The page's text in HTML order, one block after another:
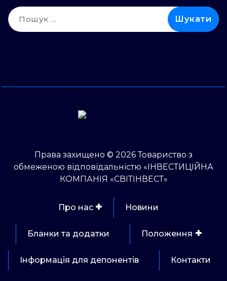
Пошук:
Права захищено © 2026 Товариство з
обмеженою відповідальністю «ІНВЕСТИЦІЙНА
КОМПАНІЯ «СВІТІНВЕСТ»
Про нас Новини
Бланки та додатки Положення
Інформація для депонентів Контакти